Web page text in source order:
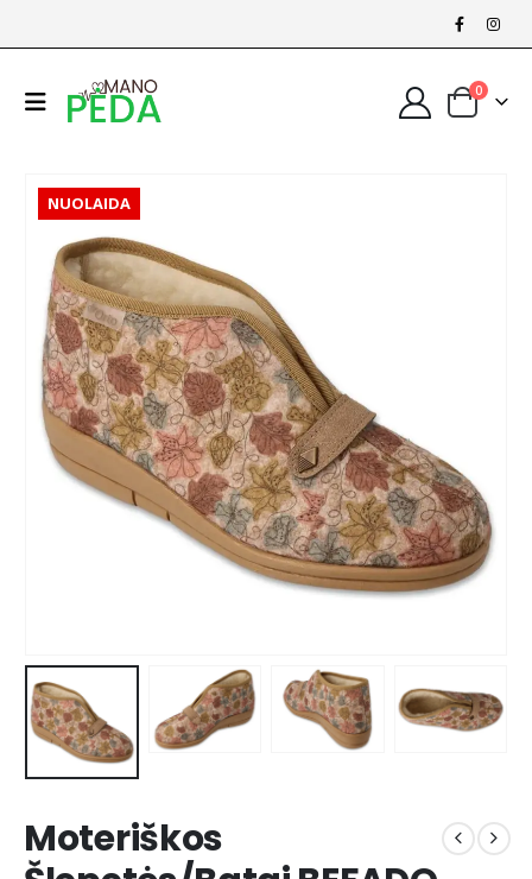
0
NUOLAIDA
Moteriškos